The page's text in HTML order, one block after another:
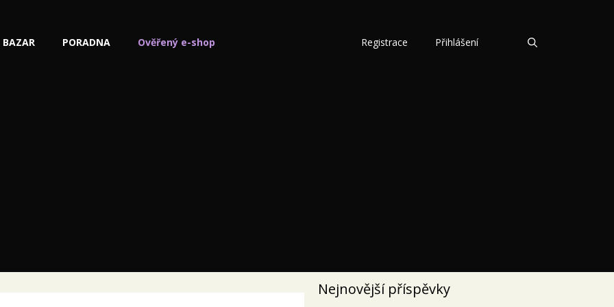
BAZAR PORADNA Ověřený e-shop Registrace Přihlášení
Nejnovější příspěvky